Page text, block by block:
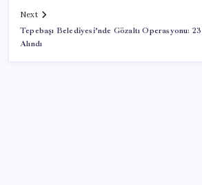
Next
Tepebaşı Belediyesi’nde Gözaltı Operasyonu:
Alındı